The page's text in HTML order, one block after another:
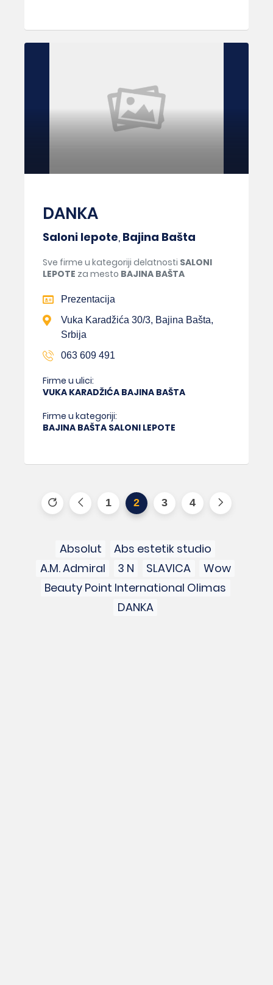
DANKA
Saloni lepote, Bajina Bašta
Sve firme u kategoriji delatnosti SALONI
LEPOTE za mesto BAJINA BAŠTA
Prezentacija
Vuka Karadžića 30/3, Bajina Bašta,
Srbija
063 609 491
Firme u ulici:
VUKA KARADŽIĆA BAJINA BAŠTA
Firme u kategoriji:
BAJINA BAŠTA SALONI LEPOTE
1 2 3 4
Absolut
Abs estetik studio
A.M. Admiral
3 N SLAVICA
Wow
Beauty Point International Olimas
DANKA